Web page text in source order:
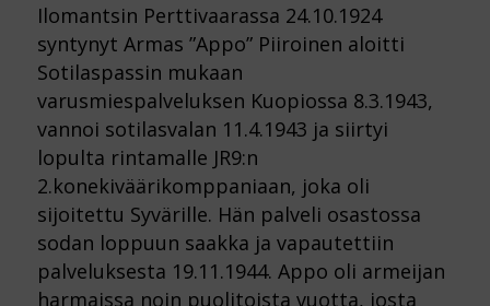
Ilomantsin Perttivaarassa 24.10.1924
syntynyt Armas ”Appo” Piiroinen aloitti
Sotilaspassin mukaan
varusmiespalveluksen Kuopiossa 8.3.1943,
vannoi sotilasvalan 11.4.1943 ja siirtyi
lopulta rintamalle JR9:n
2.konekiväärikomppaniaan, joka oli
sijoitettu Syvärille. Hän palveli osastossa
sodan loppuun saakka ja vapautettiin
palveluksesta 19.11.1944. Appo oli armeijan
harmaissa noin puolitoista vuotta, josta